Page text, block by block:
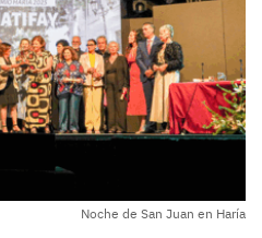
Noche de San Juan en Haría